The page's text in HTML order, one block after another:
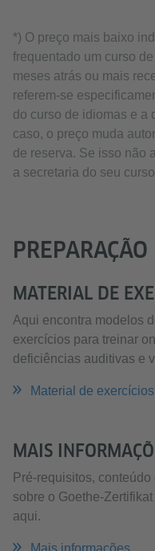
*) O preço mais baixo
frequentado um curso
meses atrás ou mais
referem-se
do curso de idiomas e a
caso, o preço muda
de reserva. Se isso não
a secretaria do seu
PREPARAÇÃO
MATERIAL DE
Aqui encontra modelos
exercícios para treinar
deficiências auditivas e
Material de exercícios
MAIS
Pré-requisitos,
sobre o Goethe-
aqui.
Mais informações